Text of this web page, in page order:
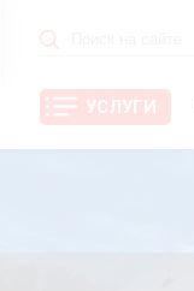
УСЛУГИ